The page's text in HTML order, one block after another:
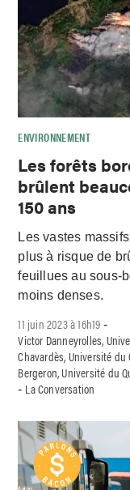
ENVIRONNEMENT
Les forêts
brûlent
150 ans
Les vastes
plus à risque de
feuillues au sous-
moins denses.
11 juin 2023 à 16h19 -
Victor Danneyrolles,
Chavardès, Université du
Bergeron, Université du
- La Conversation